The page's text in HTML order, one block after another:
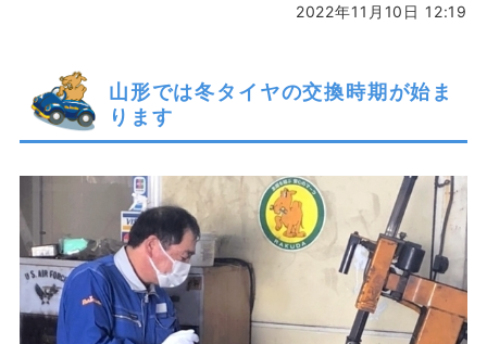
2022年11月10日 12:19
山形では冬タイヤの交換時期が始ま
ります